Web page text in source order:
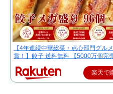
【4年連続中華総菜・点心部門グル
賞！】餃子 送料無料 【5000万個完
楽天で